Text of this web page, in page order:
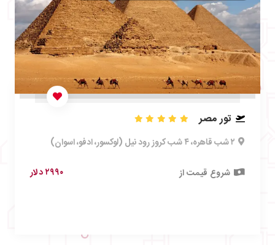
تور مصر
۲ شب قاهره، ۴ شب کروز رود نیل (لوکسور، ادفو، اسوان)
شروع قیمت از ۲۹۹۰ دلار